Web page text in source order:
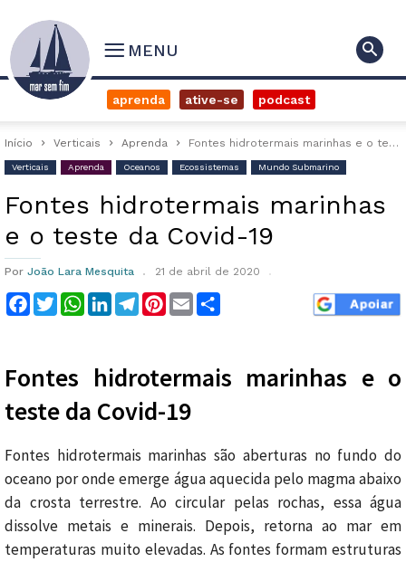
MENU
aprenda ative-se podcast
Início Verticais Aprenda Fontes hidrotermais marinhas e o teste da Covid-19
Verticais Aprenda Oceanos Ecossistemas Mundo Submarino
Fontes hidrotermais marinhas
e o teste da Covid-19
Por João Lara Mesquita 21 de abril de 2020
Facebook
TwitterWhatsApp
LinkedInTelegram
Pinterest
Email
Fontes hidrotermais marinhas e o
teste da Covid-19
Fontes hidrotermais marinhas são aberturas no fundo do
oceano por onde emerge água aquecida pelo magma abaixo
da crosta terrestre. Ao circular pelas rochas, essa água
dissolve metais e minerais. Depois, retorna ao mar em
temperaturas muito elevadas. As fontes formam estruturas